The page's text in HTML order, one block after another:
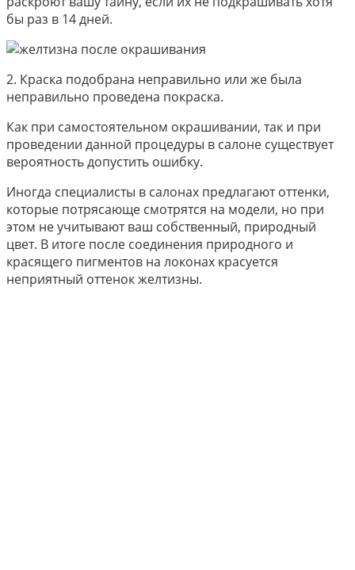
бы раз в 14 дней.
2. Краска подобрана неправильно или же была
неправильно проведена покраска.
Как при самостоятельном окрашивании, так и при
проведении данной процедуры в салоне существует
вероятность допустить ошибку.
Иногда специалисты в салонах предлагают оттенки,
которые потрясающе смотрятся на модели, но при
этом не учитывают ваш собственный, природный
цвет. В итоге после соединения природного и
красящего пигментов на локонах красуется
неприятный оттенок желтизны.